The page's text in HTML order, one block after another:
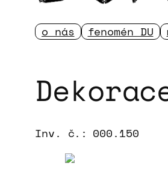
o nás fenomén DU
Inv. č.: 000.150